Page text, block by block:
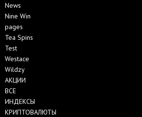
News
Nine Win
pages
Tea Spins
Test
Westace
Wildzy
АКЦИИ
ВСЕ
ИНДЕКСЫ
КРИПТОВАЛЮТЫ